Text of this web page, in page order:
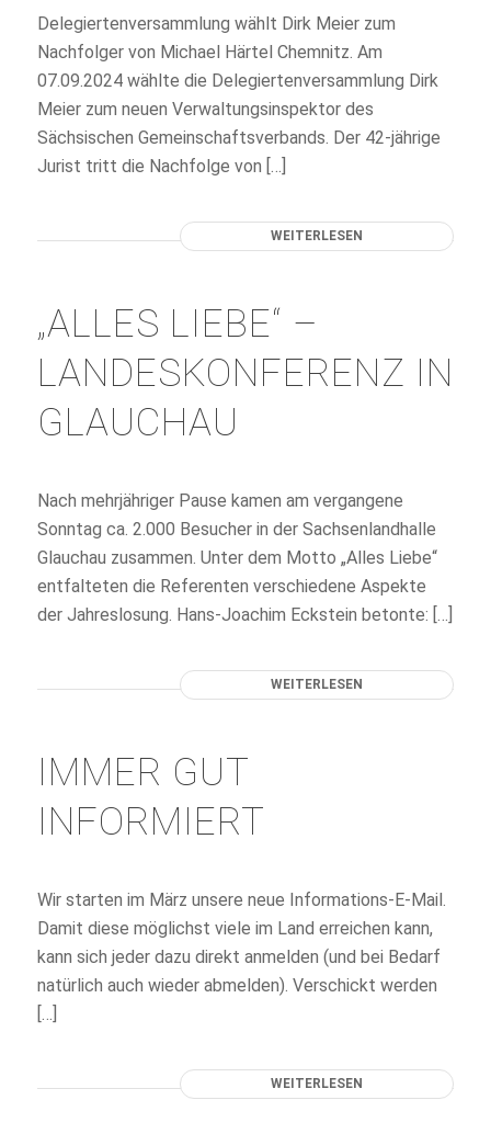
Delegiertenversammlung wählt Dirk Meier zum
Nachfolger von Michael Härtel Chemnitz. Am
07.09.2024 wählte die Delegiertenversammlung Dirk
Meier zum neuen Verwaltungsinspektor des
Sächsischen Gemeinschaftsverbands. Der 42-jährige
Jurist tritt die Nachfolge von […]
WEITERLESEN
„ALLES LIEBE“ –
LANDESKONFERENZ IN
GLAUCHAU
Nach mehrjähriger Pause kamen am vergangene
Sonntag ca. 2.000 Besucher in der Sachsenlandhalle
Glauchau zusammen. Unter dem Motto „Alles Liebe“
entfalteten die Referenten verschiedene Aspekte
der Jahreslosung. Hans-Joachim Eckstein betonte: […]
WEITERLESEN
IMMER GUT
INFORMIERT
Wir starten im März unsere neue Informations-E-Mail.
Damit diese möglichst viele im Land erreichen kann,
kann sich jeder dazu direkt anmelden (und bei Bedarf
natürlich auch wieder abmelden). Verschickt werden
[…]
WEITERLESEN